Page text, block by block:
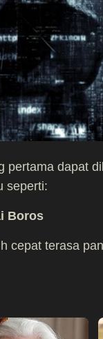
pertama dapat
seperti:
Boros
cepat terasa